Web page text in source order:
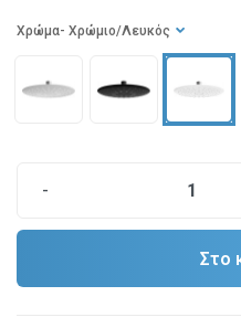
Χρώμα - Χρώμιο/Λευκός
-
Στο